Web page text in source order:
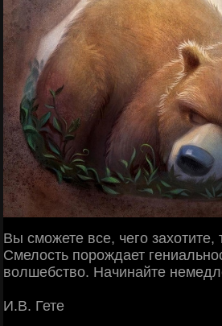
Вы сможете все, чего захотите,
Смелость порождает
волшебство. Начинайте
И.В. Гете